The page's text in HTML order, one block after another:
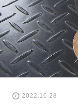
2022.10.28